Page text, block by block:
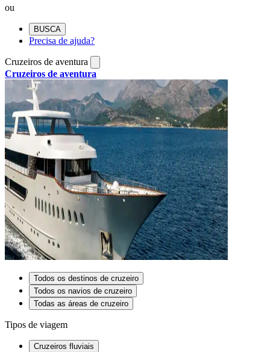
ou
BUSCA
Precisa de ajuda?
Cruzeiros de aventura
Cruzeiros de aventura
Todos os destinos de cruzeiro
Todos os navios de cruzeiro
Todas as áreas de cruzeiro
Tipos de viagem
Cruzeiros fluviais